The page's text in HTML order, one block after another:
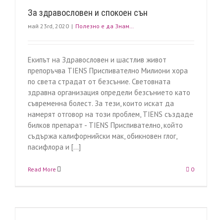
За здравословен и спокоен сън
май 23rd, 2020 | Полезно е да Знам…
Екипът на Здравословен и шастлив живот
препоръчва TIENS Приспивателно Милиони хора
по света страдат от безсъние. Световната
здравна организация определи безсънието като
съвременна болест. За тези, които искат да
намерят отговор на този проблем, TIENS създаде
билков препарат - TIENS Приспивателно, който
съдържа калифорнийски мак, обикновен глог,
пасифлора и [...]
Read More 0